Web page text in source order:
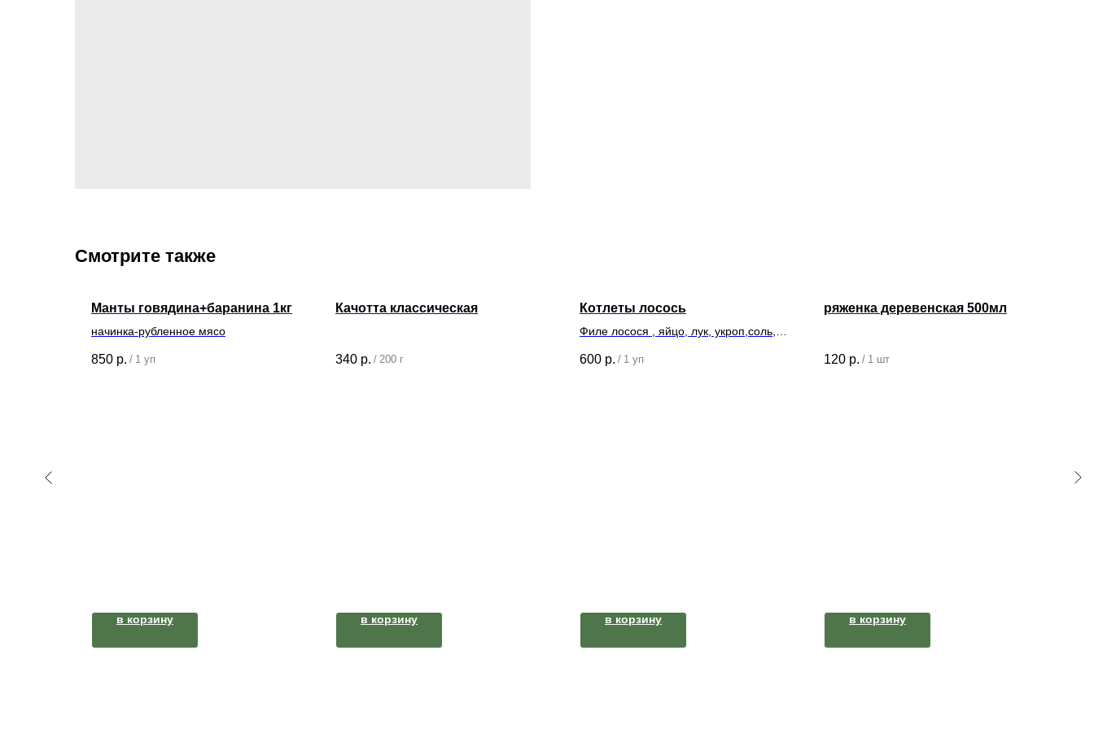
Смотрите также
Манты говядина+баранина 1кг
начинка-рубленное мясо
850 р. / 1 уп
в корзину
Качотта классическая
340 р. / 200 г
в корзину
Котлеты лосось
Филе лосося , яйцо, лук, укроп,соль,
В упаковке 6 котлет
600 р. / 1 уп
в корзину
ряженка деревенская 500мл
120 р. / 1 шт
в корзину